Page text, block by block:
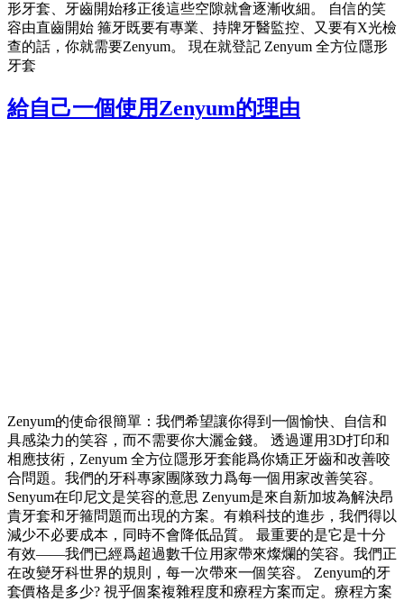
形牙套、牙齒開始移正後這些空隙就會逐漸收細。 自信的笑
容由直齒開始 箍牙既要有專業、持牌牙醫監控、又要有X光檢
查的話，你就需要Zenyum。 現在就登記 Zenyum 全方位隱形
牙套
給自己一個使用Zenyum的理由
Zenyum的使命很簡單：我們希望讓你得到一個愉快、自信和
具感染力的笑容，而不需要你大灑金錢。 透過運用3D打印和
相應技術，Zenyum 全方位隱形牙套能爲你矯正牙齒和改善咬
合問題。我們的牙科專家團隊致力爲每一個用家改善笑容。
Senyum在印尼文是笑容的意思 Zenyum是來自新加坡為解決昂
貴牙套和牙箍問題而出現的方案。有賴科技的進步，我們得以
減少不必要成本，同時不會降低品質。 最重要的是它是十分
有效——我們已經爲超過數千位用家帶來燦爛的笑容。我們正
在改變牙科世界的規則，每一次帶來一個笑容。 Zenyum的牙
套價格是多少? 視乎個案複雜程度和療程方案而定。療程方案